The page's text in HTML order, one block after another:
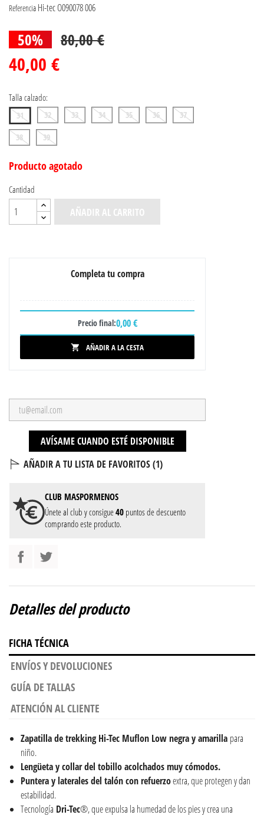
Referencia Hi-tec O090078 006
50% 80,00 €
40,00 €
Talla calzado:
31 32 33 34 35 36
37
38
39
Producto agotado
Cantidad
AÑADIR AL CARRITO
Completa tu compra
Precio final:0,00 €
 AÑADIR A LA CESTA
AVÍSAME CUANDO ESTÉ DISPONIBLE
AÑADIR A TU LISTA DE FAVORITOS (1)
CLUB MASPORMENOS
Únete al club y consigue40 puntos de descuento
comprando este producto.
Detalles del producto
FICHA TÉCNICA
ENVÍOS Y DEVOLUCIONES
GUÍA DE TALLAS
ATENCIÓN AL CLIENTE
Zapatilla de trekking Hi-Tec Muflon Low negra y amarilla para
niño.
Lengüeta y collar del tobillo acolchados muy cómodos.
Puntera y laterales del talón con refuerzoextra, que protegen y dan
estabilidad.
Tecnología Dri-Tec®, que expulsa la humedad de los pies y crea una